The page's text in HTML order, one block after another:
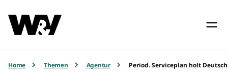
Home Themen Agentur Period. Serviceplan holt